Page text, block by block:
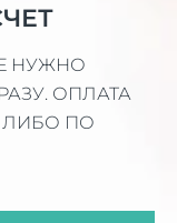
НУЖНО
ОПЛАТА
ЛИБО ПО